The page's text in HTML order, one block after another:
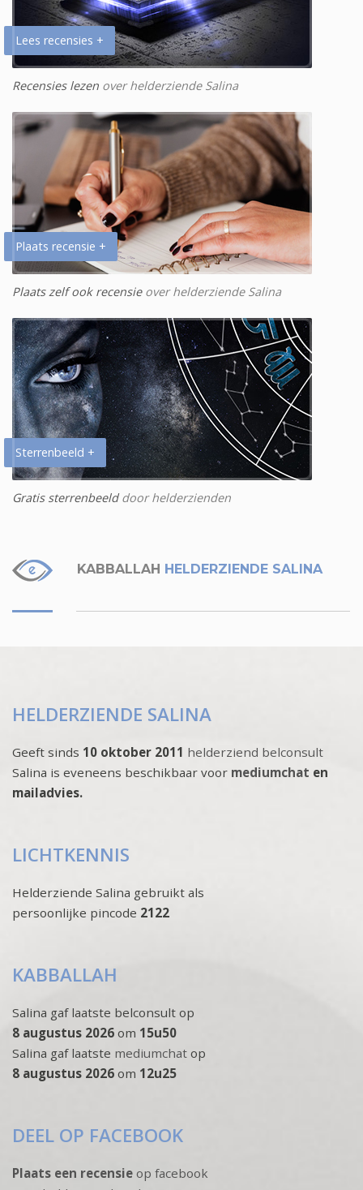
Lees recensies +
Recensies lezen over helderziende Salina
Plaats recensie +
Plaats zelf ook recensieover helderziende Salina
Sterrenbeeld +
Gratis sterrenbeelddoor helderzienden
KABBALLAH HELDERZIENDE SALINA
HELDERZIENDE SALINA
Geeft sinds 10 oktober 2011 helderziend belconsult
Salina is eveneens beschikbaar voor mediumchat en
mailadvies.
LICHTKENNIS
Helderziende Salina gebruikt als
persoonlijke pincode 2122
KABBALLAH
Salina gaf laatste belconsult op
8 augustus 2026 om 15u50
Salina gaf laatste mediumchat op
8 augustus 2026 om 12u25
DEEL OP FACEBOOK
Plaats een recensie op facebook